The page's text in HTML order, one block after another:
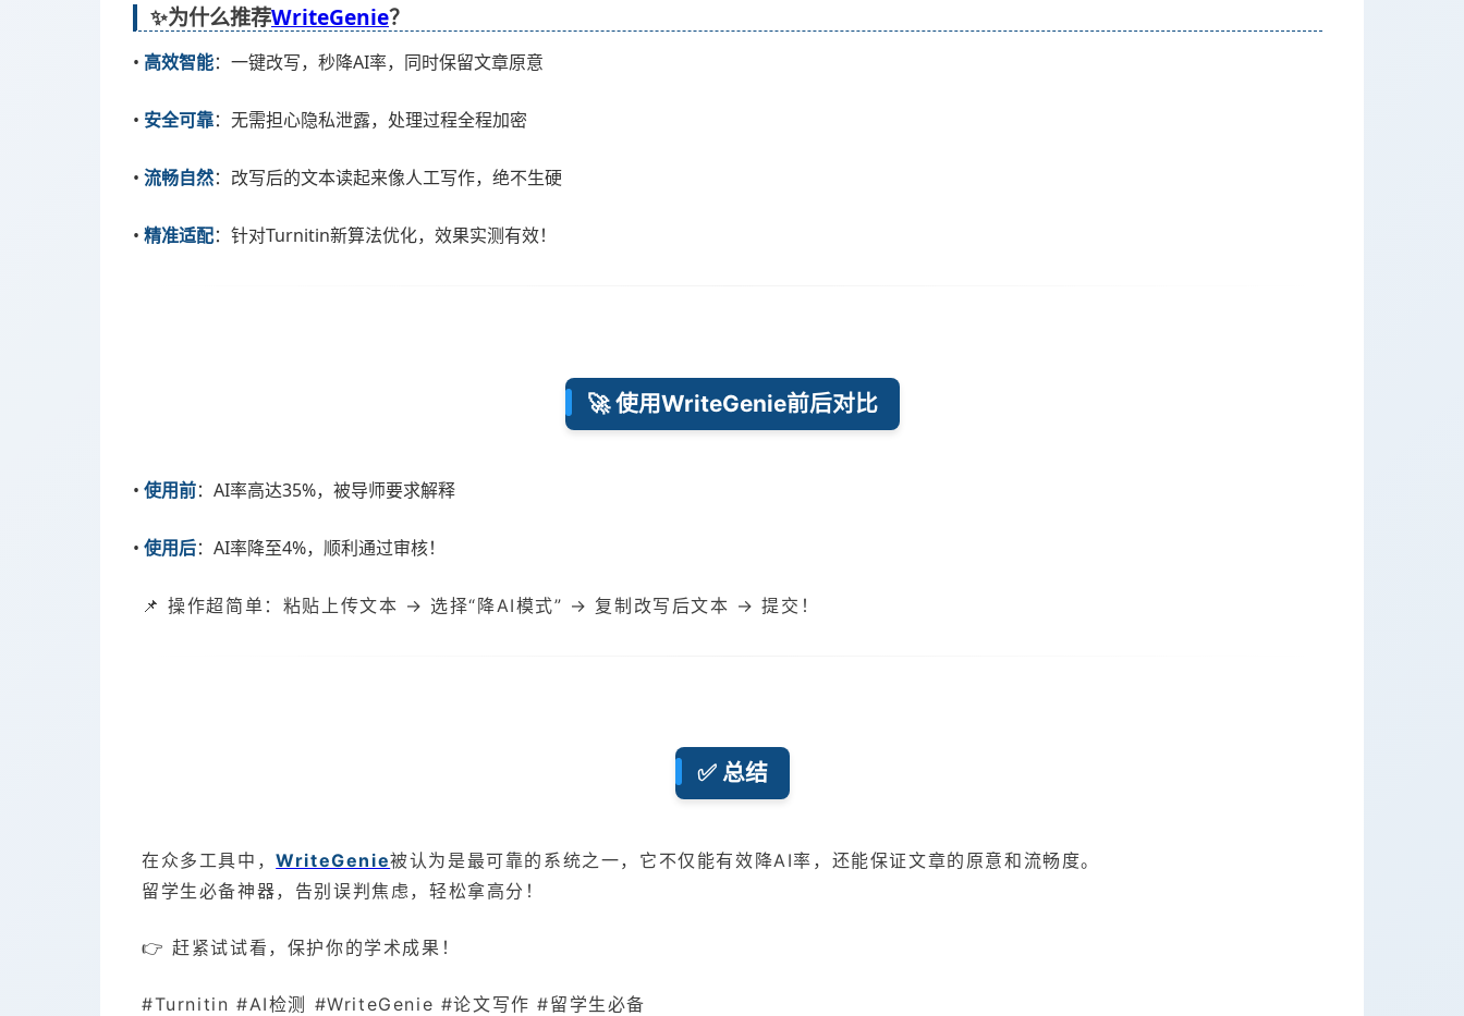
✨为什么推荐WriteGenie？
• 高效智能：一键改写，秒降AI率，同时保留文章原意
• 安全可靠：无需担心隐私泄露，处理过程全程加密
• 流畅自然：改写后的文本读起来像人工写作，绝不生硬
• 精准适配：针对Turnitin新算法优化，效果实测有效！
🚀 使用WriteGenie前后对比
• 使用前：AI率高达35%，被导师要求解释
• 使用后：AI率降至4%，顺利通过审核！
📌 操作超简单：粘贴上传文本 → 选择“降AI模式” → 复制改写后文本 → 提交！
✅ 总结
在众多工具中，WriteGenie被认为是最可靠的系统之一，它不仅能有效降AI率，还能保证文章的原意和流畅度。
留学生必备神器，告别误判焦虑，轻松拿高分！
👉 赶紧试试看，保护你的学术成果！
#Turnitin #AI检测 #WriteGenie #论文写作 #留学生必备